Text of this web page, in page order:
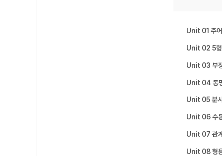
Unit 01 주
Unit 02 5형
Unit 03 부
Unit 04 동
Unit 05 분
Unit 06 수
Unit 07 관
Unit 08 형